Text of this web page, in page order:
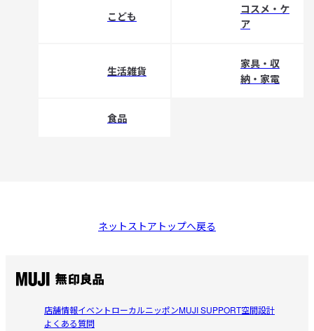
こども
コスメ・ケ
ア
生活雑貨
家具・収
納・家電
食品
ネットストアトップへ戻る
店舗情報イベントローカルニッポンMUJI SUPPORT空間設計
よくある質問